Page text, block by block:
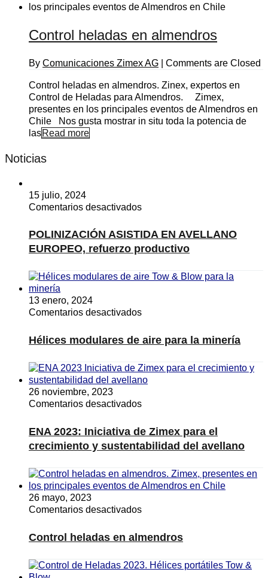
Control heladas en almendros
By Comunicaciones Zimex AG Comments are Closed
Control heladas en almendros. Zinex, expertos en
Control de Heladas para Almendros. Zimex,
presentes en los principales eventos de Almendros en
Chile Nos gusta mostrar in situ toda la potencia de
lasRead more
Noticias
15 julio, 2024
Comentarios desactivadosen
ASISTIDA
EN
AVELLANO
refuerzo
POLINIZACIÓN ASISTIDA EN AVELLANO
EUROPEO, refuerzo productivo
13 enero, 2024
Comentarios desactivadosen
modulares
de
para
la
Hélices modulares de aire para la minería
26 noviembre, 2023
Comentarios desactivadosen
2023:
Iniciativa
de
para
el
y
del
ENA 2023: Iniciativa de Zimex para el
crecimiento y sustentabilidad del avellano
26 mayo, 2023
Comentarios desactivadosen
heladas
en
Control heladas en almendros